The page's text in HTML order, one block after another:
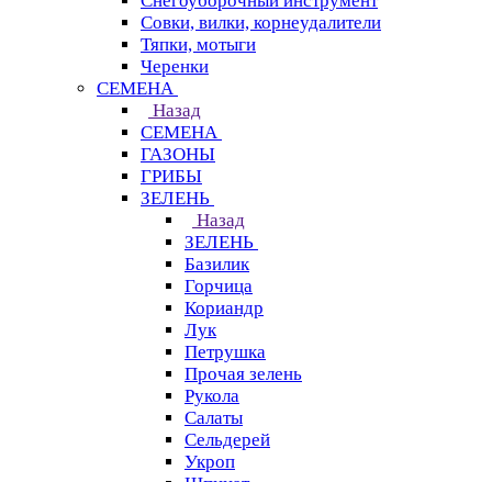
Совки, вилки, корнеудалители
Тяпки, мотыги
Черенки
СЕМЕНА
Назад
СЕМЕНА
ГАЗОНЫ
ГРИБЫ
ЗЕЛЕНЬ
Назад
ЗЕЛЕНЬ
Базилик
Горчица
Кориандр
Лук
Петрушка
Прочая зелень
Рукола
Салаты
Сельдерей
Укроп